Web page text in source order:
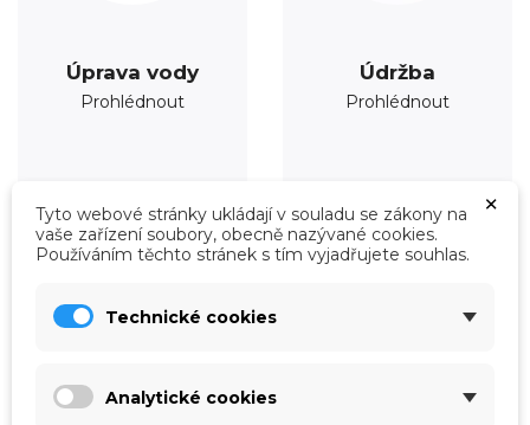
Úprava vody
Prohlédnout
Údržba
Prohlédnout
×
Tyto webové stránky ukládají v souladu se zákony na
vaše zařízení soubory, obecně nazývané cookies.
Používáním těchto stránek s tím vyjadřujete souhlas.
Technické cookies
Analytické cookies